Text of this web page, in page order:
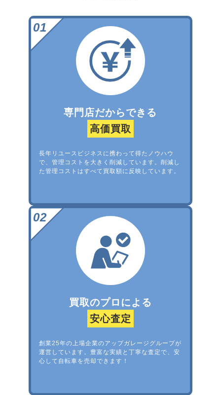
専門店だからできる
高価買取
長年リユースビジネスに携わって得たノウハウ
で、管理コストを大きく削減しています。削減し
た管理コストはすべて買取額に反映しています。
買取のプロによる
安心査定
創業25年の上場企業のアップガレージグループが
運営しています。豊富な実績と丁寧な査定で、安
心して自転車を売却できます！